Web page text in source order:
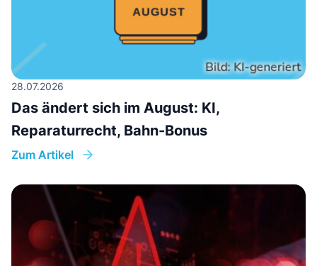
28.07.2026
Das ändert sich im August: KI,
Reparaturrecht, Bahn-Bonus
Zum Artikel